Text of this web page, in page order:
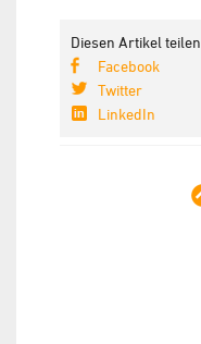
Diesen Artikel teilen
Facebook
Twitter
LinkedIn